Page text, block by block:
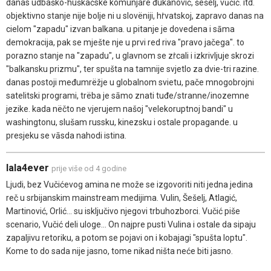
danas udbaško-huškačske komunjare đukanović, šešelj, vūčić. itd.
objektivno stanje nije bolje ni u slovëniji, hṙvatskoj, zapravo danas na
cielom "zapadu" izvan balkana. u pitanje je dovedena i sāma
demokracija, pak se mješte nje u prvi red riva "pravo jačega". to
porazno stanje na "zapadu", u glavnom se zṙcali i izkrivljuje skrozi
"balkansku prizmu", ter spušta na tamnije svjetlo za dvie-tri razine.
danas postoji međumrëžje u globalnom svietu, pače mnogobrojni
satelitski programi, trëba je sāmo znati tuđe/stranne/inozemne
jezike. kada nëčto ne vjerujem našoj "velekoruptnoj bandi" u
washingtonu, slušam russku, kinezsku i ostale propagande. u
presjeku se vāsda nahodi istina.
lala4ever prije više od 4 godine
Ljudi, bez Vučićevog amina ne može se izgovoriti niti jedna jedina
reč u srbijanskim mainstream medijima. Vulin, Šešelj, Atlagić,
Martinović, Orlić... su isključivo njegovi trbuhozborci. Vučić piše
scenario, Vučić deli uloge... On najpre pusti Vulina i ostale da sipaju
zapaljivu retoriku, a potom se pojavi on i kobajagi "spušta loptu".
Kome to do sada nije jasno, tome nikad ništa neće biti jasno.